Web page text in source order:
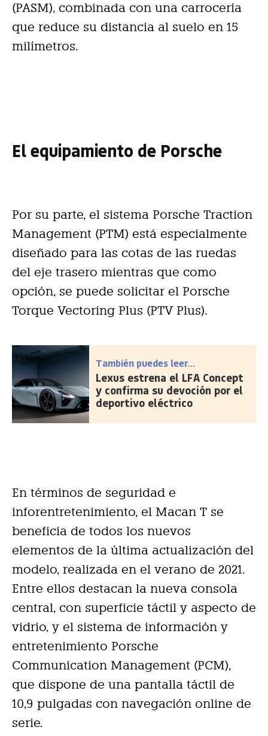
(PASM), combinada con una carrocería
que reduce su distancia al suelo en 15
milímetros.
El equipamiento de Porsche
Por su parte, el sistema Porsche Traction
Management (PTM) está especialmente
diseñado para las cotas de las ruedas
del eje trasero mientras que como
opción, se puede solicitar el Porsche
Torque Vectoring Plus (PTV Plus).
También puedes leer...
Lexus estrena el LFA Concept
y confirma su devoción por el
deportivo eléctrico
En términos de seguridad e
inforentretenimiento, el Macan T se
beneficia de todos los nuevos
elementos de la última actualización del
modelo, realizada en el verano de 2021.
Entre ellos destacan la nueva consola
central, con superficie táctil y aspecto de
vidrio, y el sistema de información y
entretenimiento Porsche
Communication Management (PCM),
que dispone de una pantalla táctil de
10,9 pulgadas con navegación online de
serie.